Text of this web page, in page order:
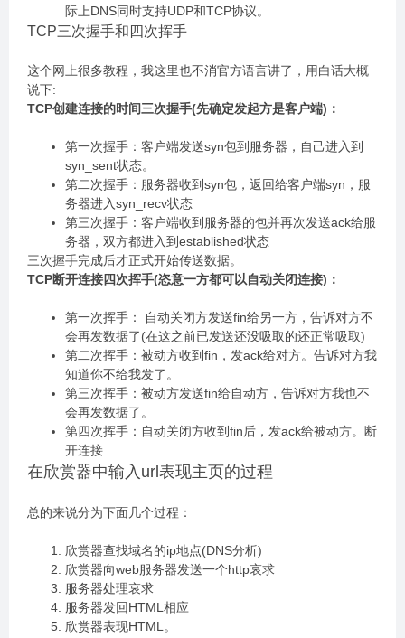
际上DNS同时支持UDP和TCP协议。
TCP三次握手和四次挥手
这个网上很多教程，我这里也不消官方语言讲了，用白话大概
说下:
TCP创建连接的时间三次握手(先确定发起方是客户端)：
第一次握手：客户端发送syn包到服务器，自己进入到
syn_sent状态。
第二次握手：服务器收到syn包，返回给客户端syn，服
务器进入syn_recv状态
第三次握手：客户端收到服务器的包并再次发送ack给服
务器，双方都进入到established状态
三次握手完成后才正式开始传送数据。
TCP断开连接四次挥手(恣意一方都可以自动关闭连接)：
第一次挥手： 自动关闭方发送fin给另一方，告诉对方不
会再发数据了(在这之前已发送还没吸取的还正常吸取)
第二次挥手：被动方收到fin，发ack给对方。告诉对方我
知道你不给我发了。
第三次挥手：被动方发送fin给自动方，告诉对方我也不
会再发数据了。
第四次挥手：自动关闭方收到fin后，发ack给被动方。断
开连接
在欣赏器中输入url表现主页的过程
总的来说分为下面几个过程：
欣赏器查找域名的ip地点(DNS分析)
欣赏器向web服务器发送一个http哀求
服务器处理哀求
服务器发回HTML相应
欣赏器表现HTML。